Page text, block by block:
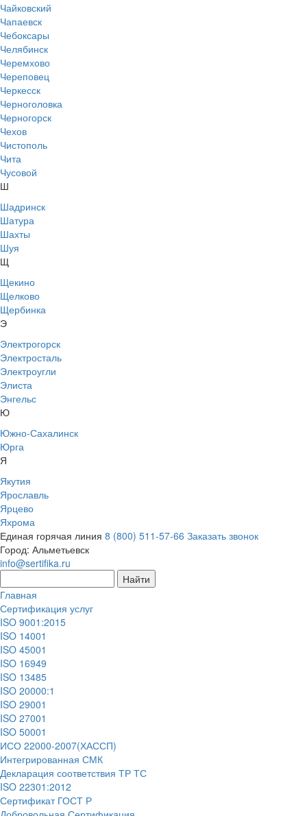
Чайковский
Чапаевск
Чебоксары
Челябинск
Черемхово
Череповец
Черкесск
Черноголовка
Черногорск
Чехов
Чистополь
Чита
Чусовой
Ш
Шадринск
Шатура
Шахты
Шуя
Щ
Щекино
Щелково
Щербинка
Э
Электрогорск
Электросталь
Электроугли
Элиста
Энгельс
Ю
Южно-Сахалинск
Юрга
Я
Якутия
Ярославль
Ярцево
Яхрома
Единая горячая линия 8 (800) 511-57-66 Заказать звонок
Город: Альметьевск
info@sertifika.ru
Главная
Сертификация услуг
ISO 9001:2015
ISO 14001
ISO 45001
ISO 16949
ISO 13485
ISO 20000:1
ISO 29001
ISO 27001
ISO 50001
ИСО 22000-2007(ХАССП)
Интегрированная СМК
Декларация соответствия ТР ТС
ISO 22301:2012
Сертификат ГОСТ Р